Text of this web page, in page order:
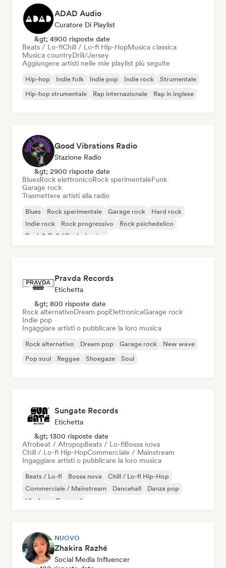
ADAD Audio
Curatore Di Playlist
&gt; 4900 risposte date
Beats / Lo-fiChill / Lo-fi Hip-HopMusica classica
Musica countryDrill/Jersey
Aggiungere artisti nelle mie playlist più seguite
Hip-hop Indie folk Indie pop Indie rock
Strumentale
Hip-hop strumentale
Rap internazionale Rap in inglese
Good Vibrations Radio
Stazione Radio
&gt; 2900 risposte date
BluesRock elettronicoRock sperimentaleFunk
Garage rock
Trasmettere artisti alla radio
Blues Rock sperimentale Garage rock
Hard rock
Indie rock
Rock progressivo
Rock psichedelico
Rock & Roll / Rock classico
Pravda Records
Etichetta
&gt; 800 risposte date
Rock alternativoDream popElettronicaGarage rock
Indie pop
Ingaggiare artisti o pubblicare la loro musica
Rock alternativo Dream pop Garage rock
New wave
Pop soul
Reggae Shoegaze Soul
Sungate Records
Etichetta
&gt; 1300 risposte date
Afrobeat / AfropopBeats / Lo-fiBossa nova
Chill / Lo-fi Hip-HopCommerciale / Mainstream
Ingaggiare artisti o pubblicare la loro musica
Beats / Lo-fi Bossa nova
Chill / Lo-fi Hip-Hop
Commerciale / Mainstream
Dancehall
Danza pop
Hip-hop
Pop soul
NUOVO
Zhakira Razhé
Social Media Influencer